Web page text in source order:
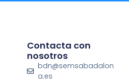
Contacta con
nosotros
bdn@semsabadalon
a.es